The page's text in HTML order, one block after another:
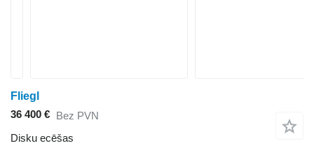
Fliegl
36 400 € Bez PVN
Disku ecēšas